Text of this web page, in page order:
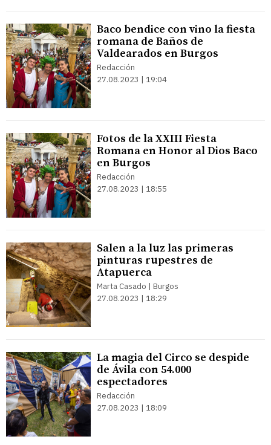
Baco bendice con vino la fiesta
romana de Baños de
Valdearados en Burgos
Redacción
27.08.2023 | 19:04
Fotos de la XXIII Fiesta
Romana en Honor al Dios Baco
en Burgos
Redacción
27.08.2023 | 18:55
Salen a la luz las primeras
pinturas rupestres de
Atapuerca
Marta Casado | Burgos
27.08.2023 | 18:29
La magia del Circo se despide
de Ávila con 54.000
espectadores
Redacción
27.08.2023 | 18:09